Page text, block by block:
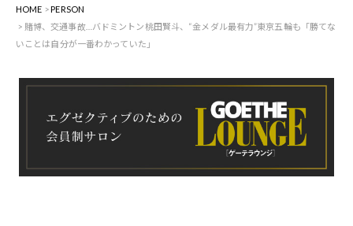
HOME
PERSON
賭博、交通事故…バドミントン桃田賢斗、“金メダル最有力”東京五輪も「勝てな
いことは自分が一番わかっていた」